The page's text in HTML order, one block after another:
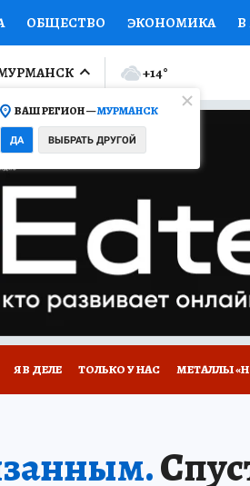
ОБЩЕСТВО ЭКОНОМИКА В
ПРОИСШЕСТВИЯ
МИР Я ЗНАЮ СЕМЬЯ
СЕРИАЛЫ
КОЛЛЕКЦИИ КОНКУРСЫ
ВАШ РЕГИОН —МУРМАНСК
ДА ВЫБРАТЬ ДРУГОЙ
+14°
Я В ДЕЛЕ ТОЛЬКО У НАС МЕТАЛЛЫ
ШКОЛА ЖУРНАЛИСТИКИ